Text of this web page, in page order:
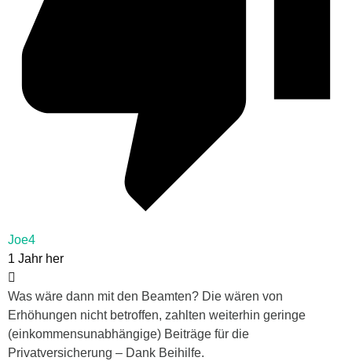
Joe4
1 Jahr her
Was wäre dann mit den Beamten? Die wären von
Erhöhungen nicht betroffen, zahlten weiterhin geringe
(einkommensunabhängige) Beiträge für die
Privatversicherung – Dank Beihilfe.